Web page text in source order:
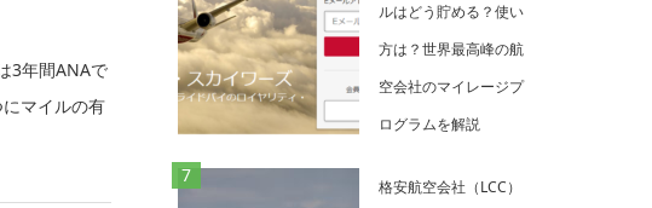
3年間ANAで
マイルの有
ルはどう貯める？使い
方は？世界最高峰の航
空会社のマイレージプ
ログラムを解説
格安航空会社（LCC）